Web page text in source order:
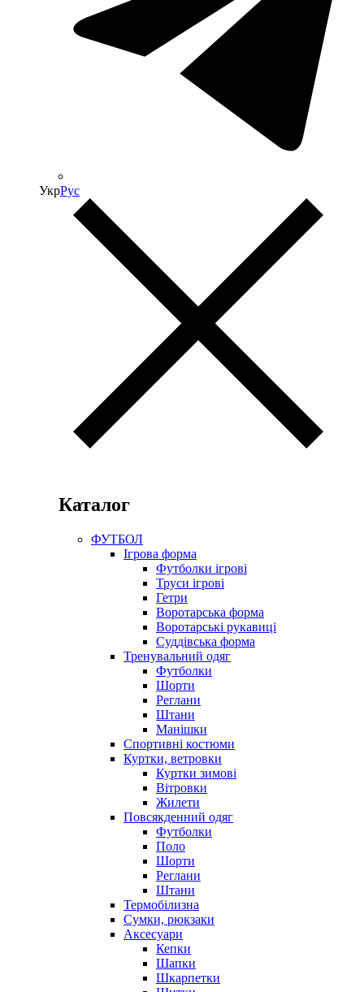
УкрРус
Каталог
ФУТБОЛ
Ігрова форма
Футболки ігрові
Труси ігрові
Гетри
Воротарська форма
Воротарські рукавиці
Суддівська форма
Тренувальний одяг
Футболки
Шорти
Реглани
Штани
Манішки
Спортивні костюми
Куртки, ветровки
Куртки зимові
Вітровки
Жилети
Повсякденний одяг
Футболки
Поло
Шорти
Реглани
Штани
Термобілизна
Сумки, рюкзаки
Аксесуари
Кепки
Шапки
Шкарпетки